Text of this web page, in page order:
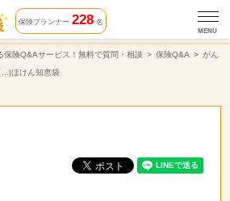
険Q&A | ほけん知恵袋
保険プランナー 228名
MENU
険Q&Aサービス！無料で質問・相談 保険Q&A
がん
...|ほけん知恵袋